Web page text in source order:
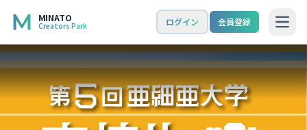
MINATO
Creators Park ログイン 会員登録